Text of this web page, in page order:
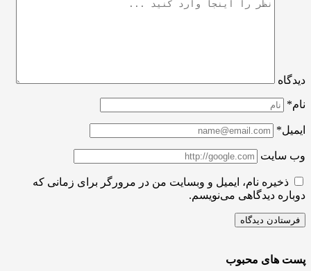
ذخیره نام، ایمیل و وبسایت من در مرورگر برای زمانی که
دیدگاهی می‌نویسم.
های محبوب